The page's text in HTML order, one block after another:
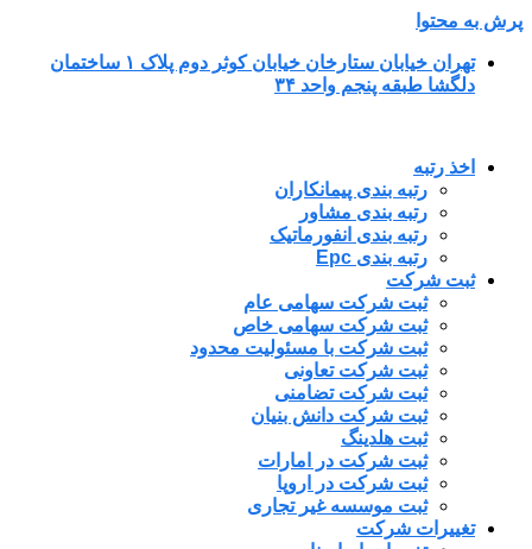
پرش به محتوا
تهران خیابان ستارخان خیابان کوثر دوم پلاک ۱ ساختمان
دلگشا طبقه پنجم واحد ۳۴
اخذ رتبه
رتبه بندی پیمانکاران
رتبه بندی مشاور
رتبه بندی انفورماتیک
رتبه بندی Epc
ثبت شرکت
ثبت شرکت سهامی عام
ثبت شرکت سهامی خاص
ثبت شرکت با مسئولیت محدود
ثبت شرکت تعاونی
ثبت شرکت تضامنی
ثبت شرکت دانش بنیان
ثبت هلدینگ
ثبت شرکت در امارات
ثبت شرکت در اروپا
ثبت موسسه غیر تجاری
تغییرات شرکت